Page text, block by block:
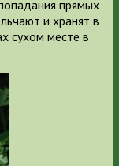
прямых
и хранят в
сухом месте в